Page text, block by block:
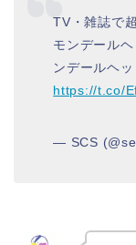
TV・雑誌で
モンデール
ンデールヘ
https://t.co/
— SCS